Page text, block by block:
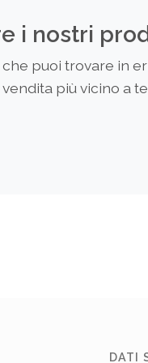
i nostri
puoi trovare in
più vicino a
DATI